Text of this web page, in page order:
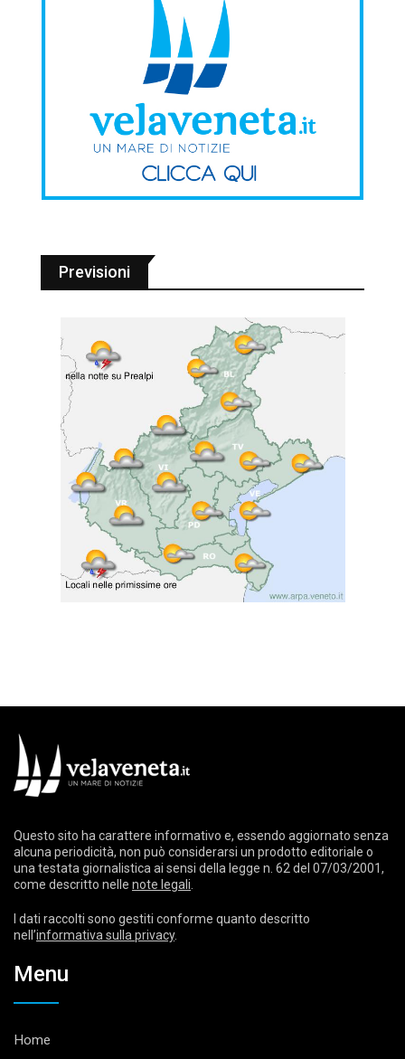
Previsioni
Questo sito ha carattere informativo e, essendo aggiornato senza
alcuna periodicità, non può considerarsi un prodotto editoriale o
una testata giornalistica ai sensi della legge n. 62 del 07/03/2001,
come descritto nelle note legali.
I dati raccolti sono gestiti conforme quanto descritto
nell’informativa sulla privacy.
Menu
Home